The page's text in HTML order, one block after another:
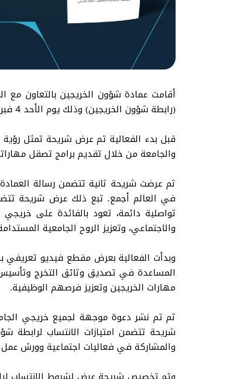
أقامت عمادة شؤون الخريجين بالتعاون مع
(رابطة شؤون الخريجين) وذلك يوم الأحد 4 فبراير/شباط 2024م.
قبل بدء الفعالية تم عرض شريحة تمثل رؤية
والجامعة من خلال تقديم برامج تصقل
ثم عرضت شريحة ثانية تتضمن رسالة العمادة
في العالم أجمع. تبع ذلك عرض شريحة
تواصلية دائمة، تعود بالفائدة على
والاجتماعي، وتعزيز الروح الجامعية
وبدأت الفعالية بعرض مقطع فيديو تعريفي
المساعدة في تصديق وثائق التخرج
مهارات الخريجين وتعزيز فرصهم الوظيفية.
ثم تم نشر دعوة موجهة لجميع خريجي
شريحة تتضمن امتيازات الانتساب
والمشاركة في فعاليات اجتماعية وورش عمل